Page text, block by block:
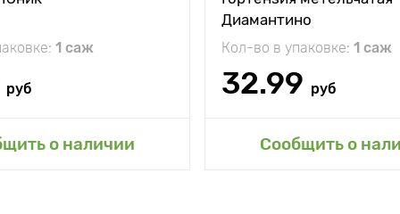
1 саж
руб
о наличии
в мой сад
Диамантино
Кол-во в упаковке: 1 саж
32.99 руб
Сообщить о
Добавить в мой